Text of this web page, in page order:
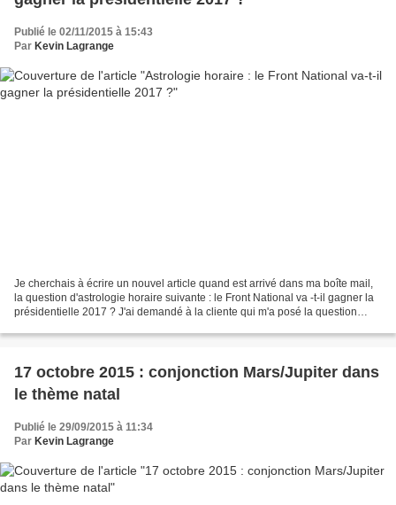
Publié le 02/11/2015 à 15:43
Par Kevin Lagrange
Je cherchais à écrire un nouvel article quand est arrivé dans ma boîte mail,
la question d'astrologie horaire suivante : le Front National va -t-il gagner la
présidentielle 2017 ? J'ai demandé à la cliente qui m'a posé la question
17 octobre 2015 : conjonction Mars/Jupiter dans
le thème natal
Publié le 29/09/2015 à 11:34
Par Kevin Lagrange